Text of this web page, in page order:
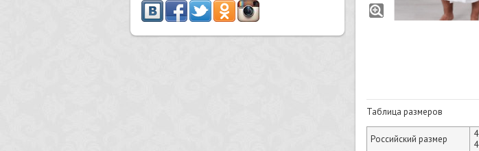
Таблица размеров
Российский размер